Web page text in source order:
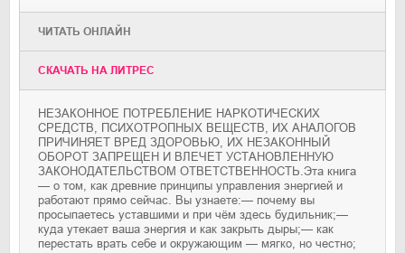
ЧИТАТЬ ОНЛАЙН
CКАЧАТЬ НА ЛИТРЕС
НЕЗАКОННОЕ ПОТРЕБЛЕНИЕ НАРКОТИЧЕСКИХ
СРЕДСТВ, ПСИХОТРОПНЫХ ВЕЩЕСТВ, ИХ АНАЛОГОВ
ПРИЧИНЯЕТ ВРЕД ЗДОРОВЬЮ, ИХ НЕЗАКОННЫЙ
ОБОРОТ ЗАПРЕЩЕН И ВЛЕЧЕТ УСТАНОВЛЕННУЮ
ЗАКОНОДАТЕЛЬСТВОМ ОТВЕТСТВЕННОСТЬ.Эта книга
— о том, как древние принципы управления энергией и
работают прямо сейчас. Вы узнаете:— почему вы
просыпаетесь уставшими и при чём здесь будильник;—
куда утекает ваша энергия и как закрыть дыры;— как
перестать врать себе и окружающим — мягко, но честно;